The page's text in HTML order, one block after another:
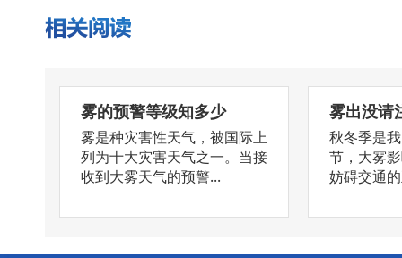
雾的预警等级知多少
雾是种灾害性天气，被国际上
列为十大灾害天气之一。当接
收到大雾天气的预警...
雾出没请
秋冬季是
节，大雾
妨碍交通